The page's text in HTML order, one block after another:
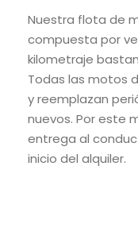
Nuestra flota de
compuesta por
kilometraje
Todas las motos
y reemplazan
nuevos. Por este
entrega al
inicio del alquiler.